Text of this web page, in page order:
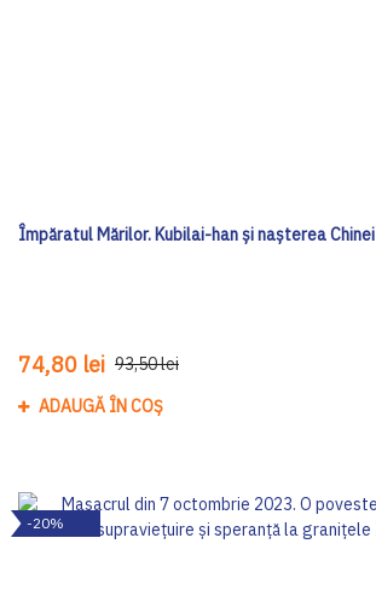
Împăratul Mărilor. Kubilai-han și nașterea Chinei
74,80 lei 93,50 lei
ADAUGĂ ÎN COȘ
-20%